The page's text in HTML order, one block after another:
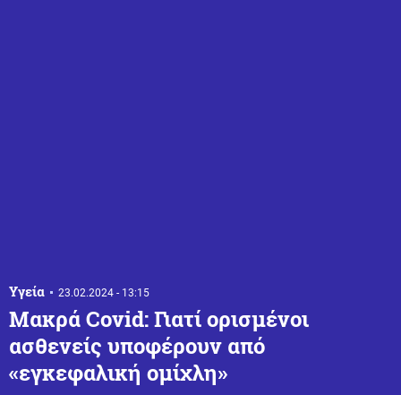
Υγεία 23.02.2024 - 13:15
Μακρά Covid: Γιατί ορισμένοι
ασθενείς υποφέρουν από
«εγκεφαλική ομίχλη»